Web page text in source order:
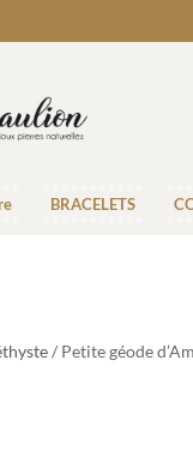
BRACELETS
/ Petite géode